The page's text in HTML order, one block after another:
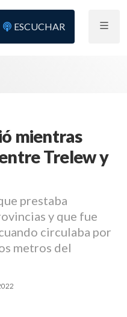
ESCUCHAR
mientras
Trelew y
prestaba
y que fue
circulaba por
metros del